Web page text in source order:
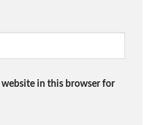
website in this browser for